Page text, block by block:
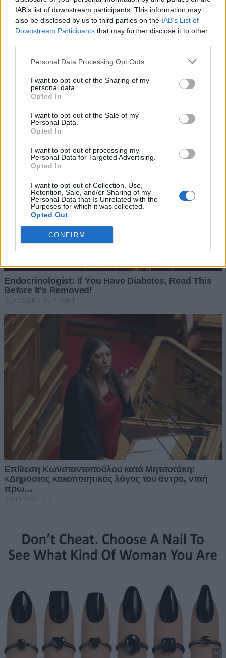
IAB’s list of downstream participants. This information may
also be disclosed by us to third parties on the IAB’s List of
Downstream Participants that may further disclose it to other
Personal Data Processing Opt Outs
I want to opt-out of the Sharing of my
personal data.
Opted In
I want to opt-out of the Sale of my
Personal Data.
Opted In
I want to opt-out of processing my
Personal Data for Targeted Advertising.
Opted In
I want to opt-out of Collection, Use,
Retention, Sale, and/or Sharing of my
Personal Data that Is Unrelated with the
Purposes for which it was collected.
Opted Out
CONFIRM